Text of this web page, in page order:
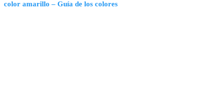
color amarillo – Guía de los colores